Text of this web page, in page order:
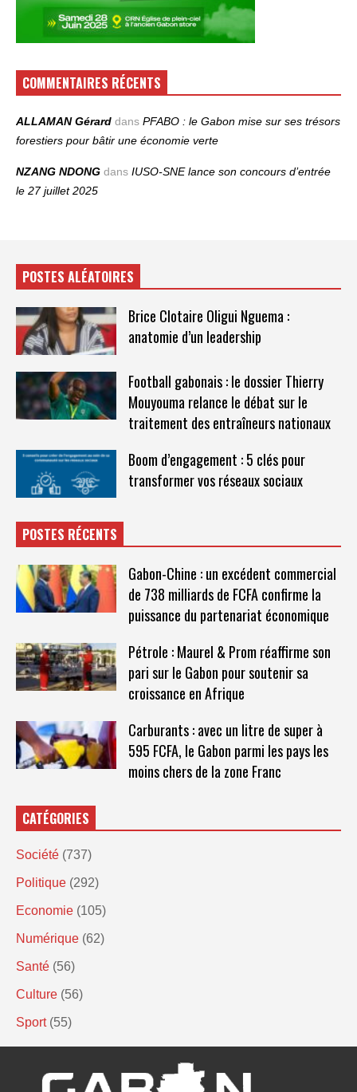
COMMENTAIRES RÉCENTS
ALLAMAN Gérard dans PFABO : le Gabon mise sur ses trésors
forestiers pour bâtir une économie verte
NZANG NDONG dans IUSO‑SNE lance son concours d’entrée
le 27 juillet 2025
POSTES ALÉATOIRES
Brice Clotaire Oligui Nguema :
anatomie d’un leadership
Football gabonais : le dossier Thierry
Mouyouma relance le débat sur le
traitement des entraîneurs nationaux
Boom d’engagement : 5 clés pour
transformer vos réseaux sociaux
POSTES RÉCENTS
Gabon-Chine : un excédent commercial
de 738 milliards de FCFA confirme la
puissance du partenariat économique
Pétrole : Maurel & Prom réaffirme son
pari sur le Gabon pour soutenir sa
croissance en Afrique
Carburants : avec un litre de super à
595 FCFA, le Gabon parmi les pays les
moins chers de la zone Franc
CATÉGORIES
Société (737)
Politique (292)
Economie (105)
Numérique (62)
Santé (56)
Culture (56)
Sport (55)